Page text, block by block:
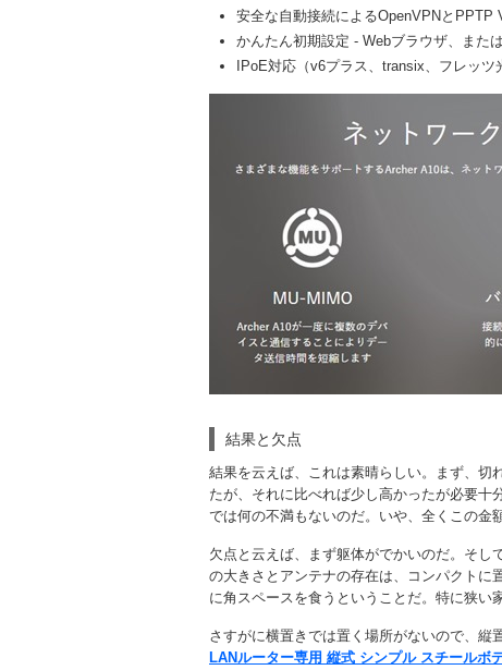
安全な自動接続によるOpenVPNとPPTP
かんたん初期設定 - Webブラウザ、また
IPoE対応（v6プラス、transix、フレッツ
結果と欠点
結果を云えば、これは素晴らしい。まず、切
たが、それに比べれば少し高かったが必要十
では何の不満もないのだ。いや、全くこの金
欠点と云えば、まず躯体がでかいのだ。そし
の大きさとアンテナの存在は、コンパクトに
に角スペースを食うということだ。特に狭い
さすがに横置きでは置く場所がないので、縦
LANルーター専用 縦式 シンプル スチールボ